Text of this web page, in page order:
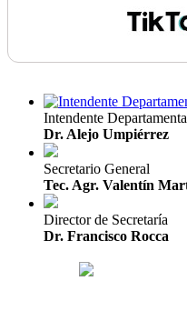
Intendente
Dr. Alejo Umpiérrez
Secretario General
Tec. Agr. Valentín
Director de Secretaría
Dr. Francisco Rocca